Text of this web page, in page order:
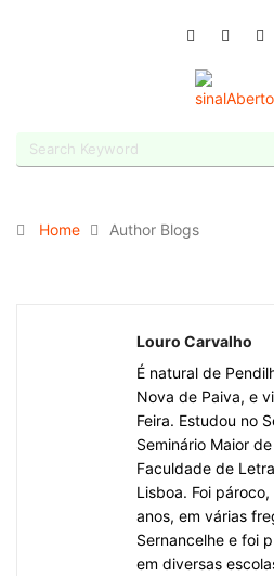
Home Author Blogs
Louro Carvalho
É natural de
Nova de Paiva, e
Feira. Estudou no
Seminário Maior
Faculdade de
Lisboa. Foi
anos, em várias
Sernancelhe e foi
em diversas